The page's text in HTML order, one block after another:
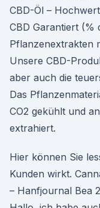
CBD-Öl –
CBD Garantiert (%
Pflanzenextrakten
Unsere CBD-
aber auch die
Das
CO2 gekühlt und
extrahiert.
Hier können Sie
Kunden wirkt.
– Hanfjournal Bea